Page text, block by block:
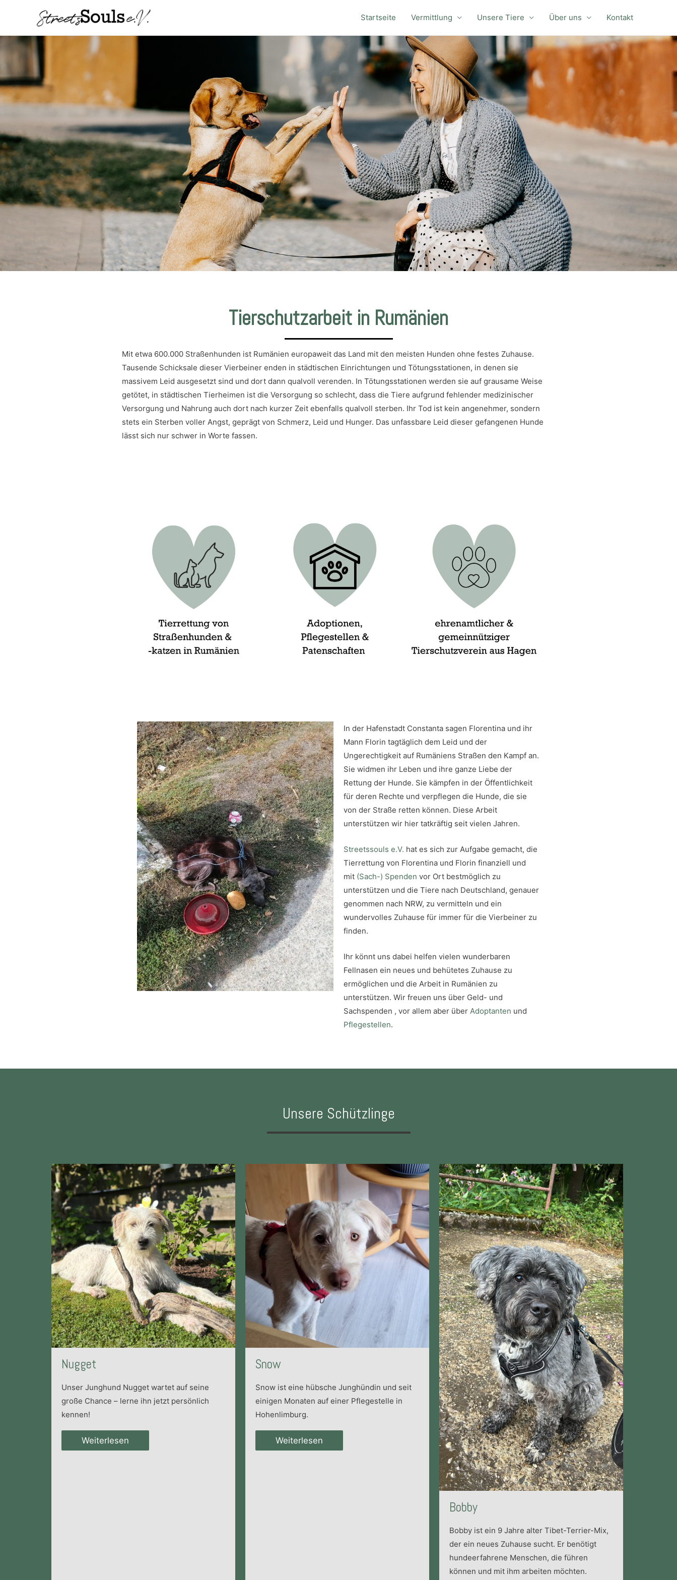
Startseite Vermittlung Unsere Tiere Über uns Kontakt
Tierschutzarbeit in Rumänien
Mit etwa 600.000 Straßenhunden ist Rumänien europaweit das Land mit den meisten Hunden ohne festes Zuhause.
Tausende Schicksale dieser Vierbeiner enden in städtischen Einrichtungen und Tötungsstationen, in denen sie
massivem Leid ausgesetzt sind und dort dann qualvoll verenden. In Tötungsstationen werden sie auf grausame Weise
getötet, in städtischen Tierheimen ist die Versorgung so schlecht, dass die Tiere aufgrund fehlender medizinischer
Versorgung und Nahrung auch dort nach kurzer Zeit ebenfalls qualvoll sterben. Ihr Tod ist kein angenehmer, sondern
stets ein Sterben voller Angst, geprägt von Schmerz, Leid und Hunger. Das unfassbare Leid dieser gefangenen Hunde
lässt sich nur schwer in Worte fassen.
In der Hafenstadt Constanta sagen Florentina und ihr
Mann Florin tagtäglich dem Leid und der
Ungerechtigkeit auf Rumäniens Straßen den Kampf an.
Sie widmen ihr Leben und ihre ganze Liebe der
Rettung der Hunde. Sie kämpfen in der Öffentlichkeit
für deren Rechte und verpflegen die Hunde, die sie
von der Straße retten können. Diese Arbeit
unterstützen wir hier tatkräftig seit vielen Jahren.
Streetssouls e.V. hat es sich zur Aufgabe gemacht, die
Tierrettung von Florentina und Florin finanziell und
mit (Sach-) Spenden vor Ort bestmöglich zu
unterstützen und die Tiere nach Deutschland, genauer
genommen nach NRW, zu vermitteln und ein
wundervolles Zuhause für immer für die Vierbeiner zu
finden.
Ihr könnt uns dabei helfen vielen wunderbaren
Fellnasen ein neues und behütetes Zuhause zu
ermöglichen und die Arbeit in Rumänien zu
unterstützen. Wir freuen uns über Geld- und
Sachspenden , vor allem aber über Adoptanten und
Pflegestellen.
Unsere Schützlinge
Nugget
Unser Junghund Nugget wartet auf seine
große Chance – lerne ihn jetzt persönlich
kennen!
Weiterlesen
Snow
Snow ist eine hübsche Junghündin und seit
einigen Monaten auf einer Pflegestelle in
Hohenlimburg.
Weiterlesen
Bobby
Bobby ist ein 9 Jahre alter Tibet-Terrier-Mix,
der ein neues Zuhause sucht. Er benötigt
hundeerfahrene Menschen, die führen
können und mit ihm arbeiten möchten.